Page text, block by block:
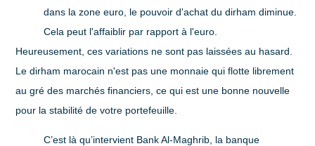
dans la zone euro, le pouvoir d'achat du dirham diminue.
Cela peut l'affaiblir par rapport à l'euro.
Heureusement, ces variations ne sont pas laissées au hasard.
Le dirham marocain n'est pas une monnaie qui flotte librement
au gré des marchés financiers, ce qui est une bonne nouvelle
pour la stabilité de votre portefeuille.
C’est là qu’intervient Bank Al-Maghrib, la banque